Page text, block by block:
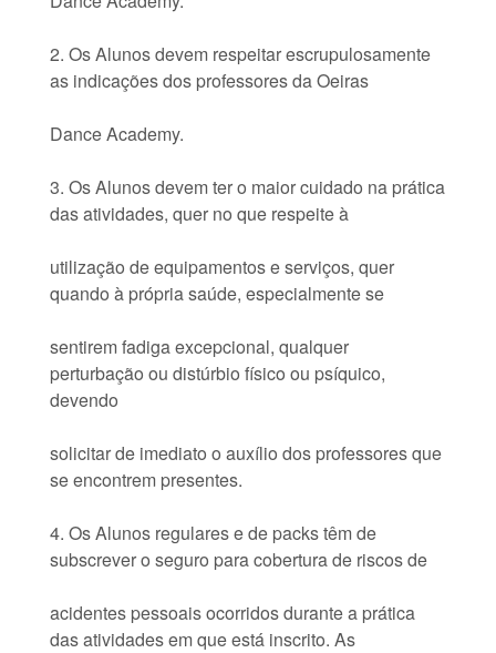
2. Os Alunos devem respeitar escrupulosamente
as indicações dos professores da Oeiras
Dance Academy.
3. Os Alunos devem ter o maior cuidado na prática
das atividades, quer no que respeite à
utilização de equipamentos e serviços, quer
quando à própria saúde, especialmente se
sentirem fadiga excepcional, qualquer
perturbação ou distúrbio físico ou psíquico,
devendo
solicitar de imediato o auxílio dos professores que
se encontrem presentes.
4. Os Alunos regulares e de packs têm de
subscrever o seguro para cobertura de riscos de
acidentes pessoais ocorridos durante a prática
das atividades em que está inscrito. As